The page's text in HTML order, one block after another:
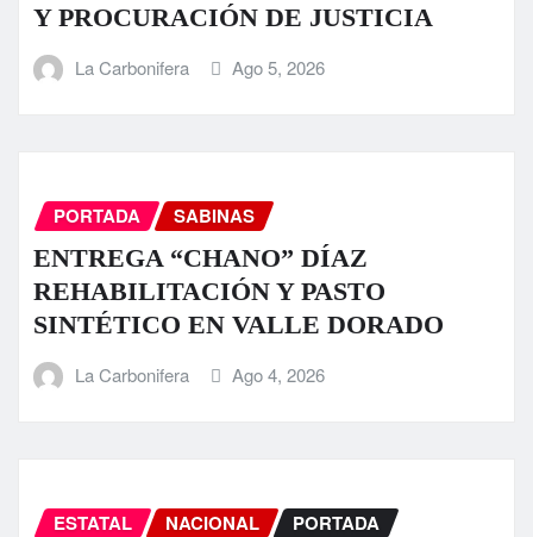
Y PROCURACIÓN DE JUSTICIA
La Carbonifera Ago 5, 2026
PORTADA SABINAS
ENTREGA “CHANO” DÍAZ
REHABILITACIÓN Y PASTO
SINTÉTICO EN VALLE DORADO
La Carbonifera Ago 4, 2026
ESTATAL NACIONAL PORTADA